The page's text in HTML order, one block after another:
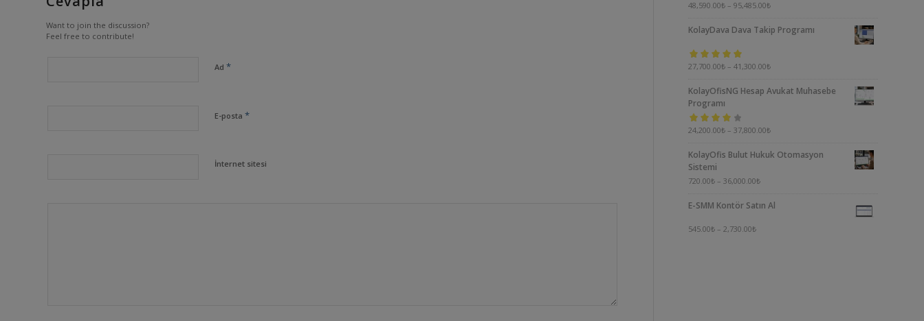
Want to join the discussion?
Feel free to contribute!
Ad *
E-posta *
İnternet sitesi
5 üzerinden
48,590.00₺ –95,485.00₺
KolayDava Dava Takip Programı
5 üzerinden
27,700.00₺ –41,300.00₺
KolayOfisNG Hesap Avukat Muhasebe
Programı
5
4.00oy aldı
24,200.00₺ –37,800.00₺
KolayOfis Bulut Hukuk Otomasyon
Sistemi
720.00₺ –36,000.00₺
E-SMM Kontör Satın Al
545.00₺ –2,730.00₺